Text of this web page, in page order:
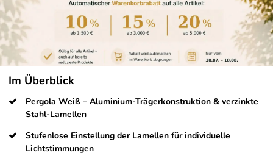
Im Überblick
Pergola Weiß – Aluminium-Trägerkonstruktion & verzinkte
Stahl-Lamellen
Stufenlose Einstellung der Lamellen für individuelle
Lichtstimmungen